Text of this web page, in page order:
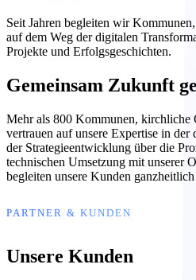
Seit Jahren begleiten wir
auf dem Weg der digitalen
Projekte und Erfolgsgeschichten.
Gemeinsam Zukunft
Mehr als 800 Kommunen, kirchliche
vertrauen auf unsere Expertise in
der Strategieentwicklung über die
technischen Umsetzung mit
begleiten unsere Kunden
PARTNER & KUNDEN
Unsere Kunden